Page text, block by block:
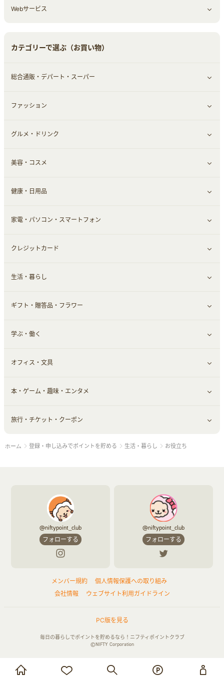
お買い物・サービス利用で貯める
車情報・カーシェア・レンタル
ゲーム・趣味
すべて見る
Webサービス
カテゴリーで選ぶ（お買い物）
総合通販・デパート・スーパー
すべて見る
総合通販
デパート・スーパー
ファッション
すべて見る
ファッション
インナー・下着
靴・フットウェア
小物・かばん
スーツ・フォーマル
グルメ・ドリンク
すべて見る
グルメ
ドリンク
お酒
食材宅配
美容・コスメ
すべて見る
スキンケア
メイクアップ
ヘアケア
メンズ美容
美容・ダイエット用品
脱毛用品
美容食品
健康・日用品
すべて見る
健康食品｜青汁・飲料
健康食品｜乳酸菌・ケフィア
健康食品｜その他
スポーツ・フィットネス
日用品・薬局・からだ
家電・パソコン・スマートフォン
すべて見る
家電・パソコン・ソフトウェア
スマホ・携帯電話・SIM
クレジットカード
すべて見る
クレジットカード
生活・暮らし
すべて見る
車情報・カーシェア・レンタル
お役立ち
生活雑貨・家具インテリア
赤ちゃん・こども・マタニティ
ペット
ギフト・贈答品・フラワー
すべて見る
ギフト・贈答品
フラワー
学ぶ・働く
すべて見る
習い事・学習・学校
オフィス・文具
すべて見る
オフィス・文具
本・ゲーム・趣味・エンタメ
すべて見る
ゲーム・趣味
旅行・チケット・クーポン
すべて見る
チケット・クーポン・チラシ
ホーム 登録・申し込みでポイントを貯める 生活・暮らし お役立ち
@niftypoint_club
フォローする
@niftypoint_club
フォローする
メンバー規約
個人情報保護への取り組み
会社情報
ウェブサイト利用ガイドライン
PC版を見る
毎日の暮らしでポイントを貯めるなら！ニフティポイントクラブ
©NIFTY Corporation